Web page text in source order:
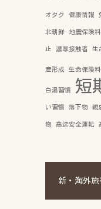
オタク 健康情報
北朝鮮 地震保険
止 濃厚接触者 生
産形成 生命保険
白湯習慣 短
い習慣 落下物 親
物 高速安全運転
新・海外